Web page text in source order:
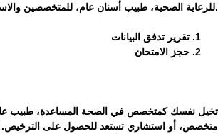
.للرعاية الصحية، طبيب أسنان عام، للمتخصصين
تقرير تدفق البيانات
حجز الامتحان
تخيل نفسك كمتخصص في الصحة المساعدة، طبيب
متخصص، أو استشاري تستعد للحصول على الترخيص.